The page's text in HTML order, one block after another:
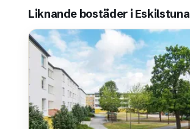
Liknande bostäder i Eskilstuna